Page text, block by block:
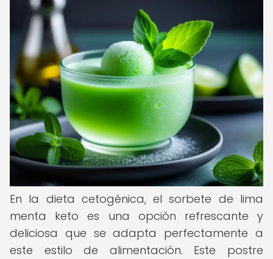
En la dieta cetogénica, el sorbete de lima
menta keto es una opción refrescante y
deliciosa que se adapta perfectamente a
este estilo de alimentación. Este postre